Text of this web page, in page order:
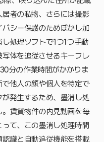
者の私物、さらには撮影
シー保護のためぼかし加
処理ソフトで1つ1つ手動
体を追従させるキーフレ
分の作業時間がかかりま
他人の顔や個人を特定で
発生するため、墨消し処
賃貸物件の内見動画を毎
て、この墨消し処理時間
識と自動追従機能を搭載